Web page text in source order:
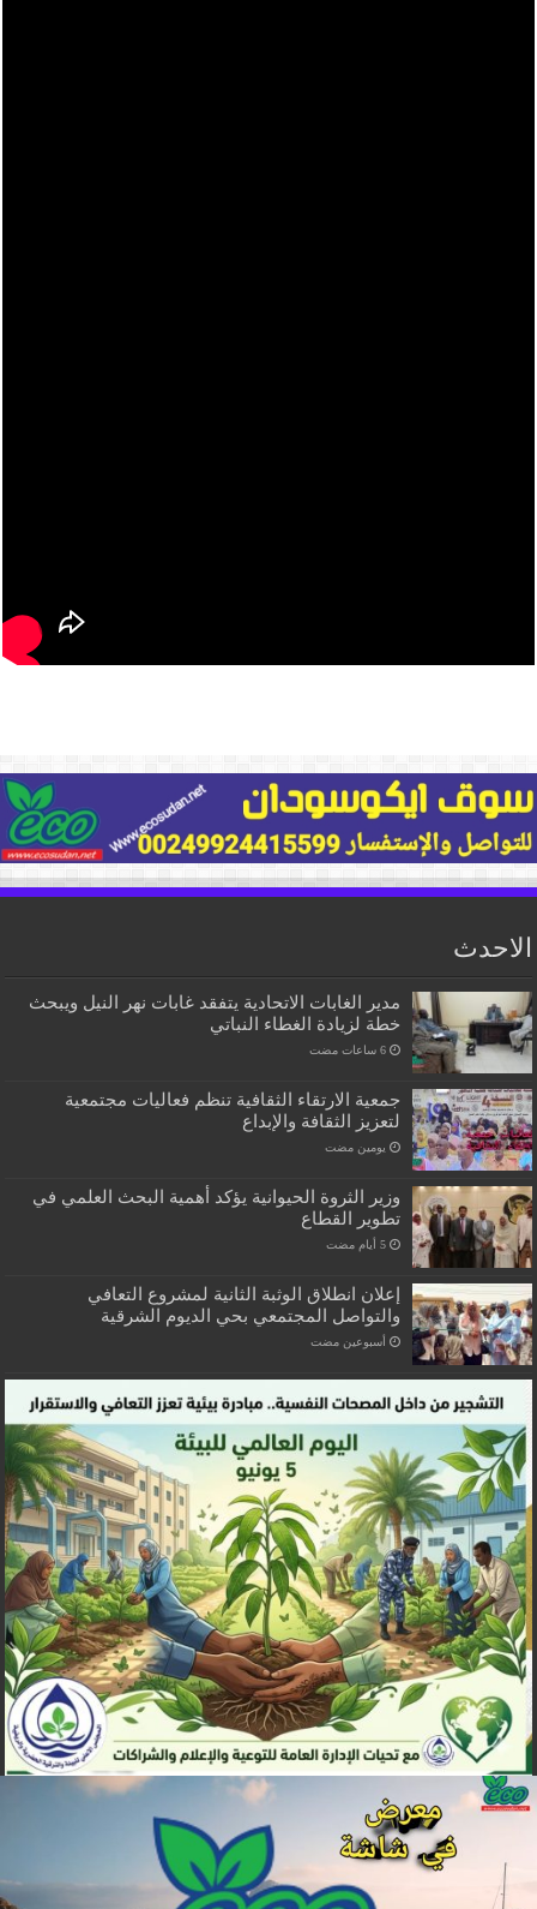
الاحدث
مدير الغابات الاتحادية يتفقد غابات نهر النيل ويبحث
خطة لزيادة الغطاء النباتي
‏6 ساعات مضت
جمعية الارتقاء الثقافية تنظم فعاليات مجتمعية
لتعزيز الثقافة والإبداع
‏يومين مضت
وزير الثروة الحيوانية يؤكد أهمية البحث العلمي في
تطوير القطاع
‏5 أيام مضت
إعلان انطلاق الوثبة الثانية لمشروع التعافي
والتواصل المجتمعي بحي الديوم الشرقية
‏أسبوعين مضت